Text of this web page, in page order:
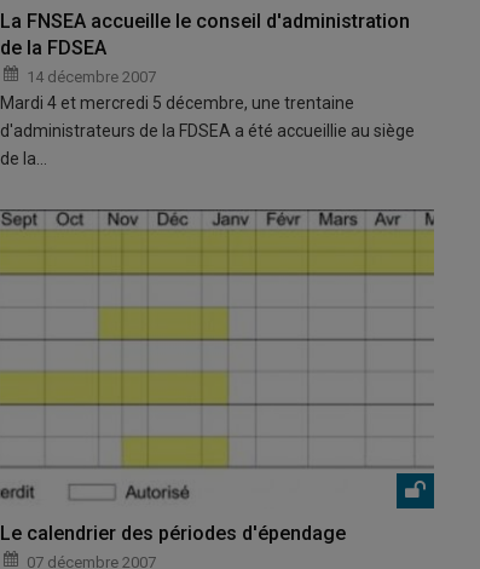
La FNSEA accueille le conseil d'administration
de la FDSEA
14 décembre 2007
Mardi 4 et mercredi 5 décembre, une trentaine
d'administrateurs de la FDSEA a été accueillie au siège
de la…
Le calendrier des périodes d'épendage
07 décembre 2007